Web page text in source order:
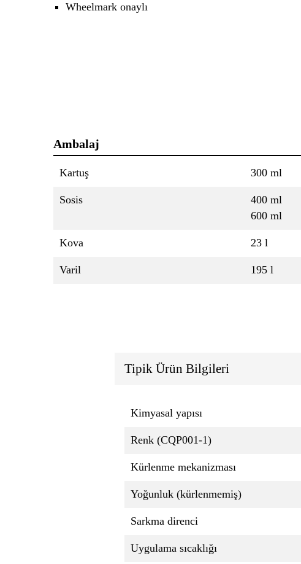
Wheelmark onaylı
Ambalaj
Kartuş 300 ml
Sosis
400 ml
600 ml
Kova 23 l
Varil 195 l
Tipik Ürün Bilgileri
Kimyasal yapısı
Renk (CQP001-1)
Kürlenme mekanizması
Yoğunluk (kürlenmemiş)
Sarkma direnci
Uygulama sıcaklığı